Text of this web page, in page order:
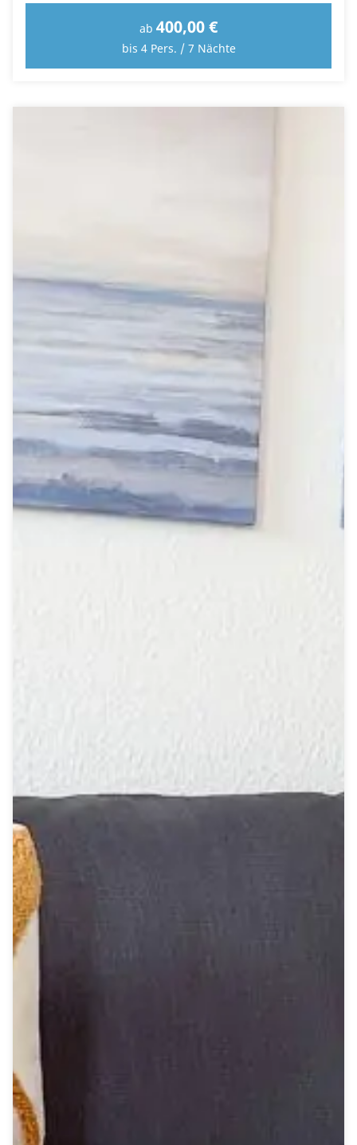
ab 400,00 €
bis 4 Pers. / 7 Nächte